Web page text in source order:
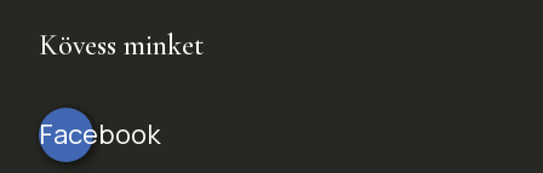
Kövess minket
Facebook